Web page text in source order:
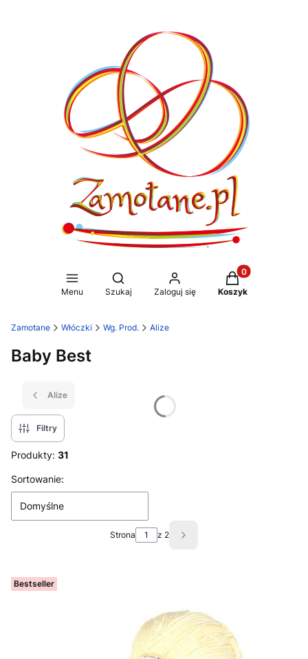
Menu
Otwórz wyszukiwarkę
Szukaj Zaloguj się
Produkty w
Koszyk
Zamotane Włóczki Wg. Prod. Alize
Baby Best
Alize
Filtry
Produkty: 31
Lista produktów
Sortowanie:
Domyślne
Strona z 2 Następne produkty
Bestseller